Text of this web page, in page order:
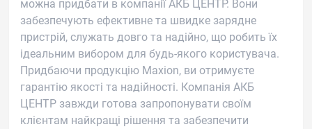
можна придбати в компанії АКБ ЦЕНТР. Вони
забезпечують ефективне та швидке зарядне
пристрій, служать довго та надійно, що робить їх
ідеальним вибором для будь-якого користувача.
Придбаючи продукцію Maxion, ви отримуєте
гарантію якості та надійності. Компанія АКБ
ЦЕНТР завжди готова запропонувати своїм
клієнтам найкращі рішення та забезпечити